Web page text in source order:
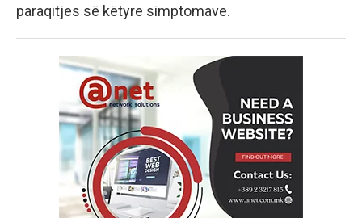
paraqitjes së këtyre simptomave.